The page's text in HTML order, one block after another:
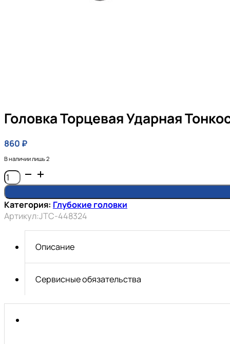
Головка Торцевая Ударная
860 ₽
В наличии лишь 2
Количество
товара
Головка
торцевая
ударная
тонкостенная
гранная
длина
JTC
Категория: Глубокие головки
Артикул:JTC-448324
Описание
Сервисные обязательства